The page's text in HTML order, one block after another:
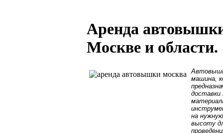
Аренда
Москве и области.
машина,
доставки
на нужную
высоту